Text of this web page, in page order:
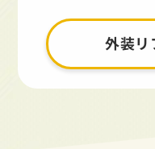
外装リ